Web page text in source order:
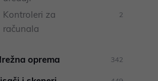
Kontroleri za
računala
2
oprema 342